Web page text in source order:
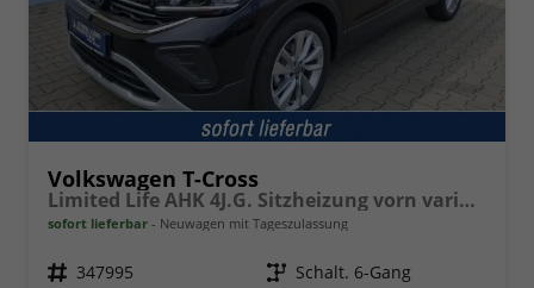
Volkswagen T-Cross
Limited Life AHK 4J.G. Sitzheizung vorn variabler Ladeboden PDC Radio 17 Zoll LM
sofort lieferbar Neuwagen mit Tageszulassung
Fahrzeugnr. 347995 Getriebe Schalt. 6-Gang